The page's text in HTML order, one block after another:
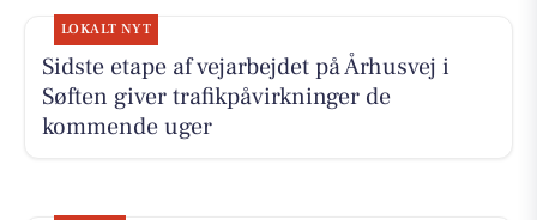
LOKALT NYT
Sidste etape af vejarbejdet på Århusvej i
Søften giver trafikpåvirkninger de
kommende uger